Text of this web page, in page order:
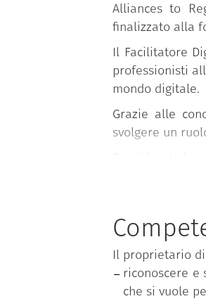
Alliances to
finalizzato alla
Il Facilitatore
professionisti
mondo digitale.
Grazie alle
svolgere un
Considerata
livello 2:
livello 3:
all’interno
livello 4:
sociali
Il proprietario
riconoscere
che si vuole